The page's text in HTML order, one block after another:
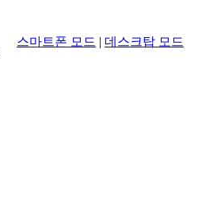
스마트폰 모드 | 데스크탑 모드